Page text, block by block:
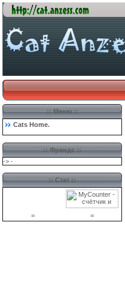
:: Меню ::
Cats Home.
::Френдс::
-> -
:: Стат ::
= =